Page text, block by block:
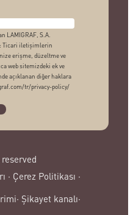
LAMIGRAF, S.A.
Ticari iletişimlerin
erişme, düzeltme ve
web sitemizdeki ek ve
açıklanan diğer haklara
tr/privacy-policy/
· Çerez Politikası ·
Şikayet kanalı·